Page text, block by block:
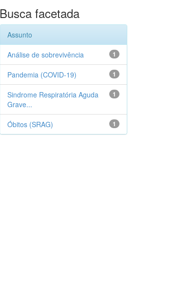
Busca facetada
Assunto
1
Análise de sobrevivência
1
Pandemia (COVID-19)
1
Sindrome Respiratória Aguda
Grave...
1
Óbitos (SRAG)